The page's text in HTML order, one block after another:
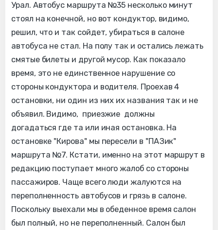
Урал. Автобус маршрута №35 несколько минут
стоял на конечной, но вот кондуктор, видимо,
решил, что и так сойдет, убираться в салоне
автобуса не стал. На полу так и остались лежать
смятые билеты и другой мусор. Как показало
время, это не единственное нарушение со
стороны кондуктора и водителя. Проехав 4
остановки, ни один из них их названия так и не
объявил. Видимо, приезжие должны
догадаться где та или иная остановка. На
остановке "Кирова" мы пересели в "ПАЗик"
маршрута №7. Кстати, именно на этот маршрут в
редакцию поступает много жалоб со стороны
пассажиров. Чаще всего люди жалуются на
переполненность автобусов и грязь в салоне.
Поскольку выехали мы в обеденное время салон
был полный, но не переполненный. Салон был